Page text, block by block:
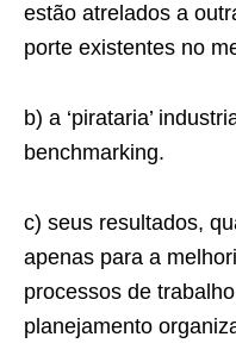
estão atrelados a
porte existentes no
b) a ‘pirataria’
benchmarking.
c) seus resultados,
apenas para a
processos de
planejamento